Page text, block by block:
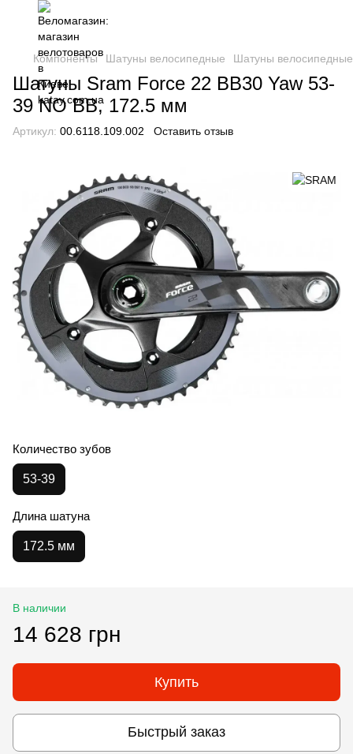
Компоненты Шатуны велосипедные Шатуны
Шатуны Sram Force 22 BB30 Yaw 53-
39 NO BB, 172.5 мм
Артикул: 00.6118.109.002 Оставить отзыв
Количество зубов
53-39
Длина шатуна
172.5 мм
В наличии
14 628 грн
Купить
Быстрый заказ